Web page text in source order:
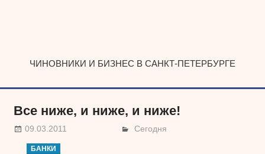
ЧИНОВНИКИ И БИЗНЕС В САНКТ-ПЕТЕРБУРГЕ
Все ниже, и ниже, и ниже!
09.03.2011 Сегодня
БАНКИ